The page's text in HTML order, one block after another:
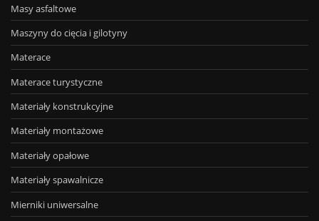
Masy asfaltowe
Maszyny do cięcia i gilotyny
Materace
Materace turystyczne
Materiały konstrukcyjne
Materiały montażowe
Materiały opałowe
Materiały spawalnicze
Mierniki uniwersalne